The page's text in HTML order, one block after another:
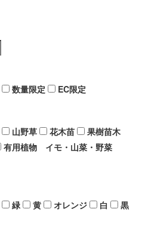
数量限定 EC限定
山野草 花木苗
果樹苗木
有用植物 イモ・山菜・野菜
緑 黄 オレンジ 白
黒